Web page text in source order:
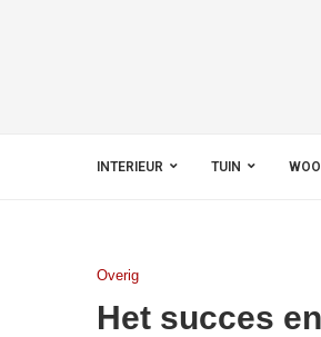
INTERIEUR TUIN
Overig
Het succes